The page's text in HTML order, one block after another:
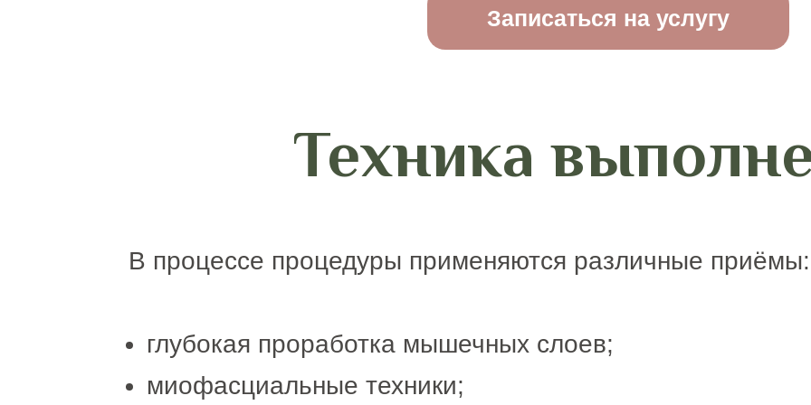
Записаться на услугу
Техника
В процессе процедуры применяются различные приёмы:
глубокая проработка мышечных слоев;
миофасциальные техники;